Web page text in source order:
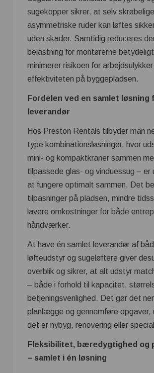
sugekopper sikrer, at selv
asymmetriske ruder kan løftes
uden skader. Samtidig reduceres
belastning for montørerne
minimerer risikoen for
effektiviteten på byggepladsen.
Fordelen ved en samlet løsning
leverandør
Hos Preston Rentals tilbyder man
type kombinationsløsninger, hvor
mini- og kompaktkraner sammen
tilpassede glas- og vinduessug – er
at fungere optimalt sammen. Det
tilpasninger på pladsen, mindre
lavere omkostninger for både
håndværker.
At have én samlet leverandør af
løfteudstyr og sugeløftere giver
overblik og sikrer, at alt udstyr
– både i forhold til kapacitet,
betjeningsvenlighed. Det gør det
planlægge og gennemføre opgaver,
det er nybyg, renovering eller
Fleksibilitet, bæredygtighed og
– samlet i én løsning